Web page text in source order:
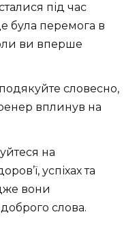
під час
була перемога в
ви вперше
словесно,
вплинув на
на
успіхах та
вони
слова.